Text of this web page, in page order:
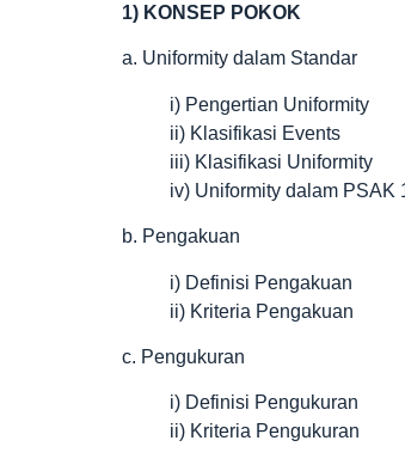
1) KONSEP POKOK
a. Uniformity dalam Standar
i) Pengertian Uniformity
ii) Klasifikasi Events
iii) Klasifikasi Uniformity
iv) Uniformity dalam PSAK
b. Pengakuan
i) Definisi Pengakuan
ii) Kriteria Pengakuan
c. Pengukuran
i) Definisi Pengukuran
ii) Kriteria Pengukuran